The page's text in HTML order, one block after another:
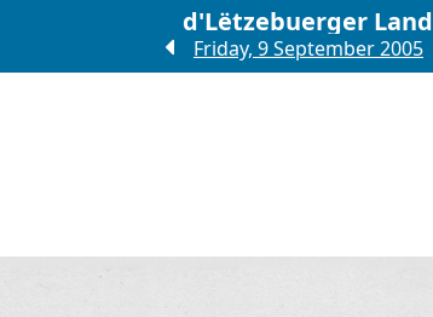
d'Lëtzebuerger Land
Friday, 9 September 2005